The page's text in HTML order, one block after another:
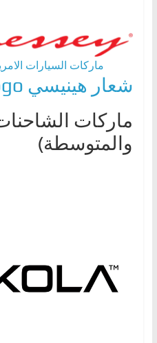
ماركات السيارات
شعار هينيسي Hennessey Logo
ماركات الشاحنات
والمتوسطة)